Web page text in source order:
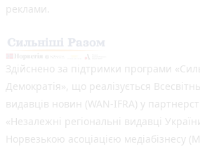
реклами.
Здійснено за підтримки програми
Демократія», що реалізується
видавців новин (WAN-IFRA) у
«Незалежні регіональні видавці
Норвезькою асоціацією медіабізнесу